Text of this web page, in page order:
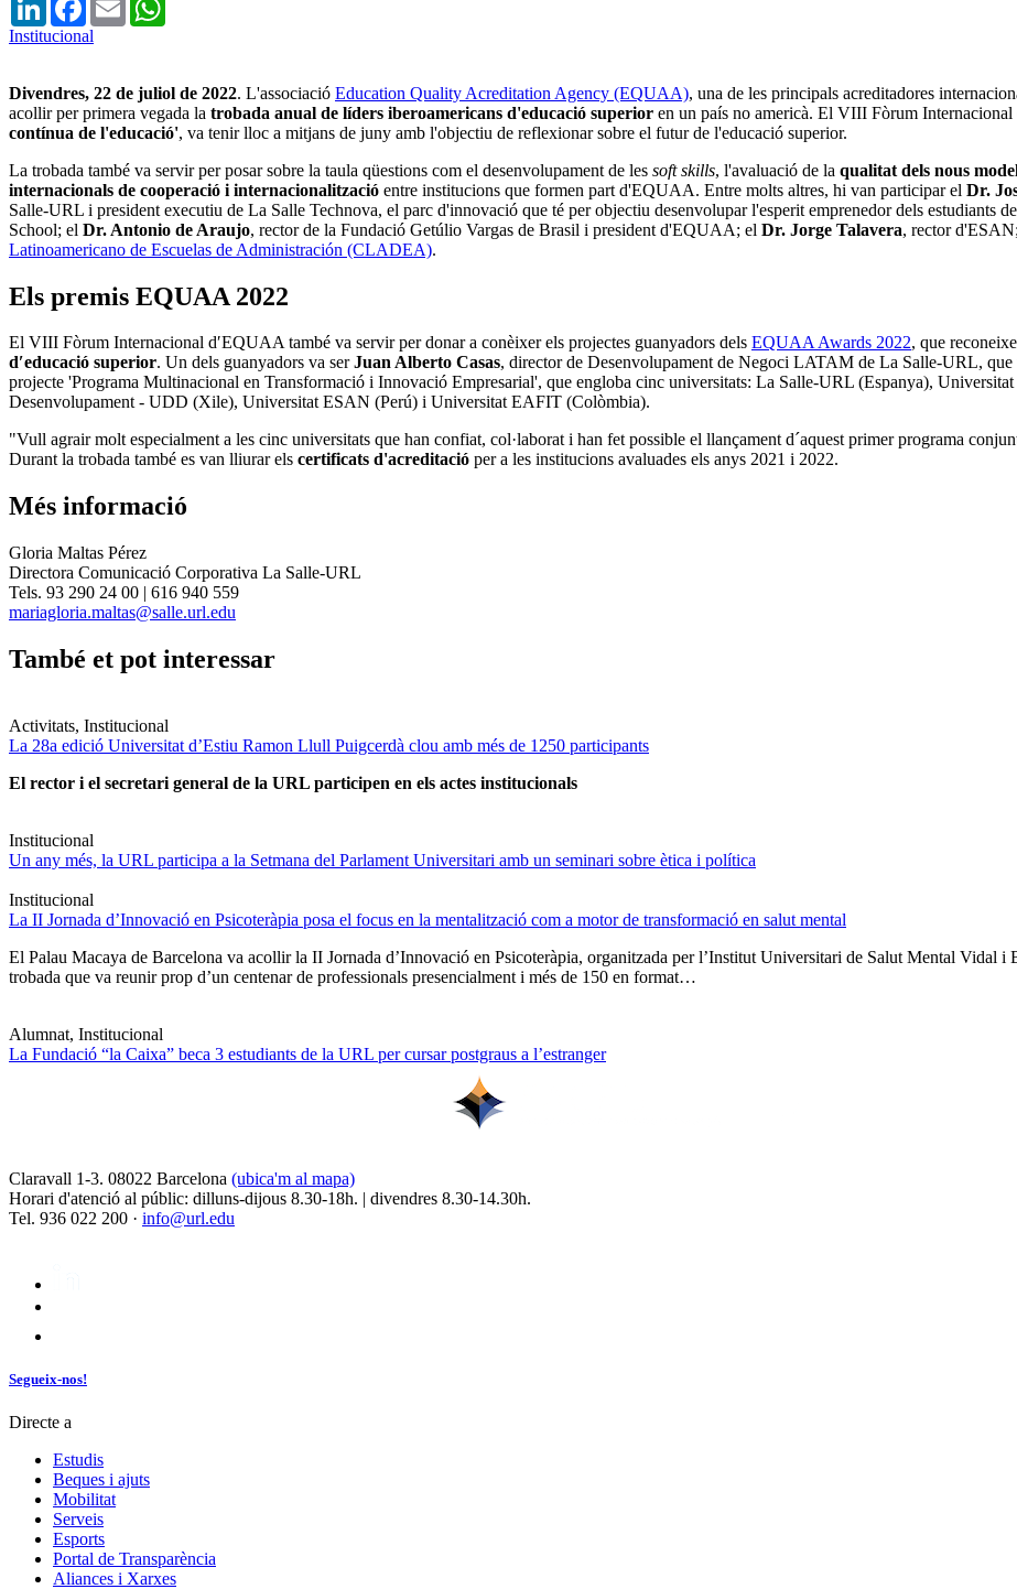
Institucional
Divendres, 22 de juliol de 2022. L'associació Education Quality Acreditation Agency (EQUAA), una de les principals acreditadores
acollir per primera vegada la trobada anual de líders iberoamericans d'educació superior en un país no americà. El VIII Fòrum
contínua de l'educació', va tenir lloc a mitjans de juny amb l'objectiu de reflexionar sobre el futur de l'educació superior.
La trobada també va servir per posar sobre la taula qüestions com el desenvolupament de les soft skills, l'avaluació de la qualitat dels nous
internacionals de cooperació i internacionalització entre institucions que formen part d'EQUAA. Entre molts altres, hi van participar el Dr.
Salle-URL i president executiu de La Salle Technova, el parc d'innovació que té per objectiu desenvolupar l'esperit emprenedor dels estudiants
School; el Dr. Antonio de Araujo, rector de la Fundació Getúlio Vargas de Brasil i president d'EQUAA; el Dr. Jorge Talavera, rector
Latinoamericano de Escuelas de Administración (CLADEA).
Els premis EQUAA 2022
El VIII Fòrum Internacional d′EQUAA també va servir per donar a conèixer els projectes guanyadors dels EQUAA Awards 2022, que
d′educació superior. Un dels guanyadors va serJuan Alberto Casas, director de Desenvolupament de Negoci LATAM de La Salle-URL,
projecte 'Programa Multinacional en Transformació i Innovació Empresarial', que engloba cinc universitats: La Salle-URL (Espanya),
Desenvolupament - UDD (Xile), Universitat ESAN (Perú) i Universitat EAFIT (Colòmbia).
"Vull agrair molt especialment a les cinc universitats que han confiat, col·laborat i han fet possible el llançament d´aquest primer programa
Durant la trobada també es van lliurar els certificats d'acreditació per a les institucions avaluades els anys 2021 i 2022.
Més informació
Gloria Maltas Pérez
Directora Comunicació Corporativa La Salle-URL
Tels. 93 290 24 00 | 616 940 559
mariagloria.maltas@salle.url.edu
També et pot interessar
Activitats, Institucional
La 28a edició Universitat d’Estiu Ramon Llull Puigcerdà clou amb més de 1250 participants
El rector i el secretari general de la URL participen en els actes institucionals
Institucional
Un any més, la URL participa a la Setmana del Parlament Universitari amb un seminari sobre ètica i política
Institucional
La II Jornada d’Innovació en Psicoteràpia posa el focus en la mentalització com a motor de transformació en salut mental
El Palau Macaya de Barcelona va acollir la II Jornada d’Innovació en Psicoteràpia, organitzada per l’Institut Universitari de Salut Mental
trobada que va reunir prop d’un centenar de professionals presencialment i més de 150 en format…
Alumnat, Institucional
La Fundació “la Caixa” beca 3 estudiants de la URL per cursar postgraus a l’estranger
Claravall 1-3. 08022 Barcelona (ubica'm al mapa)
Horari d'atenció al públic: dilluns-dijous 8.30-18h. | divendres 8.30-14.30h.
Tel. 936 022 200 · info@url.edu
Segueix-nos!
Directe a
Estudis
Beques i ajuts
Mobilitat
Serveis
Esports
Portal de Transparència
Aliances i Xarxes